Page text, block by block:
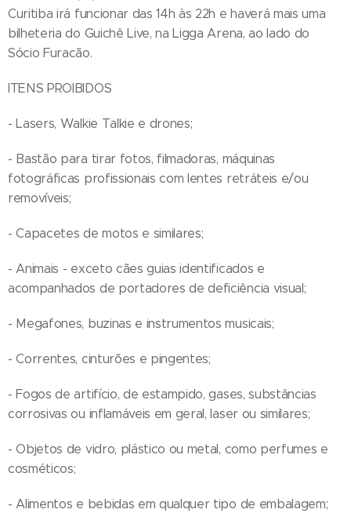
Curitiba irá funcionar das 14h às 22h e haverá mais uma
bilheteria do Guichê Live, na Ligga Arena, ao lado do
Sócio Furacão.
ITENS PROIBIDOS
- Lasers, Walkie Talkie e drones;
- Bastão para tirar fotos, filmadoras, máquinas
fotográficas profissionais com lentes retráteis e/ou
removíveis;
- Capacetes de motos e similares;
- Animais - exceto cães guias identificados e
acompanhados de portadores de deficiência visual;
- Megafones, buzinas e instrumentos musicais;
- Correntes, cinturões e pingentes;
- Fogos de artifício, de estampido, gases, substâncias
corrosivas ou inflamáveis em geral, laser ou similares;
- Objetos de vidro, plástico ou metal, como perfumes e
cosméticos;
- Alimentos e bebidas em qualquer tipo de embalagem;